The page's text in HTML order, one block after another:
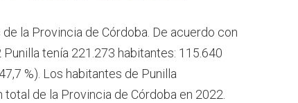
la Provincia de Córdoba. De acuerdo con
tenía 221.273 habitantes: 115.640
%). Los habitantes de Punilla
de la Provincia de Córdoba en 2022.